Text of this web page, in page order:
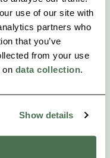
use of our site with
partners who
that you’ve
from your use
on data collection
Show details
gebucht werden
der Freitag.